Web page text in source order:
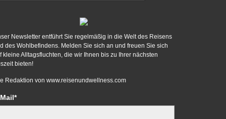
Newsletter entführt Sie regelmäßig in die Welt des Reisens
des Wohlbefindens. Melden Sie sich an und freuen Sie sich
kleine Alltagsfluchten, die wir Ihnen bis zu Ihrer nächsten
bieten!
Redaktion von www.reisenundwellness.com